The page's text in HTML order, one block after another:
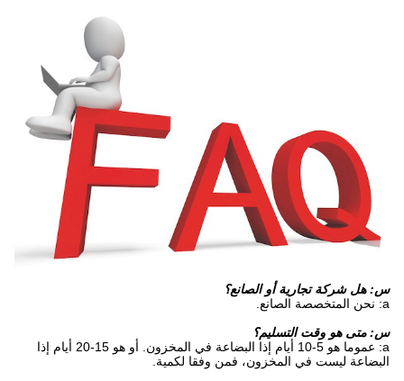
س: هل شركة تجارية أو الصانع؟
a: نحن المتخصصة الصانع.
س: متى هو وقت التسليم؟
a: عموما هو 5-10 أيام إذا البضاعة في المخزون. أو هو 15-20 أيام إذا
البضاعة ليست في المخزون، فمن وفقا لكمية.